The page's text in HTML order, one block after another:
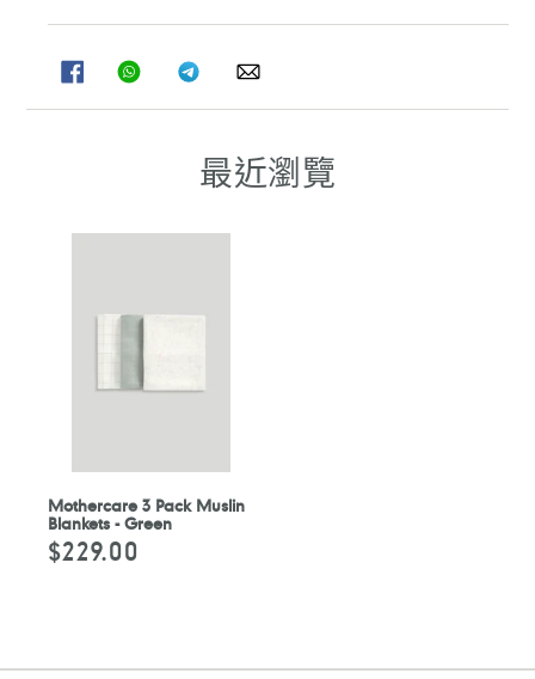
FACEBOOK
分
享
WHATSAPPTELEGRAM
分
享
WHATSAPP
最近瀏覽
Mothercare 3 Pack Muslin
Blankets - Green
定
價
$229.00